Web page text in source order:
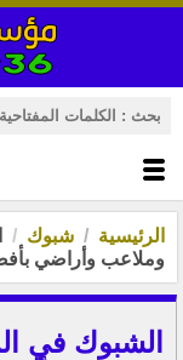
الرئيسية شبوك
وملاعب وأراضي
الشبوك في